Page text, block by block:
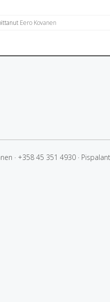
Eero Kovanen
· +358 45 351 4930 ·